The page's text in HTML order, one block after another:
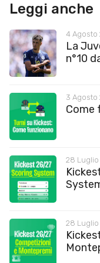
Leggi anche
4 Agosto
La
n°10
3 Agosto
Come
28 Luglio
28 Luglio